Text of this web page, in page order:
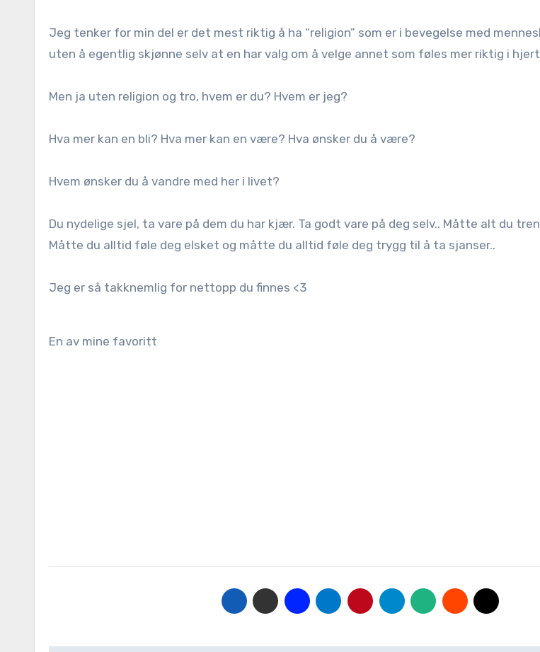
Jeg tenker for min del er det mest riktig å ha “religion” som er i bevegelse med
uten å egentlig skjønne selv at en har valg om å velge annet som føles mer riktig i
Men ja uten religion og tro, hvem er du? Hvem er jeg?
Hva mer kan en bli? Hva mer kan en være? Hva ønsker du å være?
Hvem ønsker du å vandre med her i livet?
Du nydelige sjel, ta vare på dem du har kjær. Ta godt vare på deg selv.. Måtte alt du
Måtte du alltid føle deg elsket og måtte du alltid føle deg trygg til å ta sjanser..
Jeg er så takknemlig for nettopp du finnes <3
En av mine favoritt